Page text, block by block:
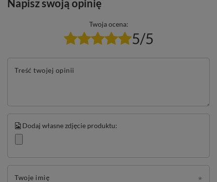
Napisz swoją opinię
Twoja ocena:
5/5
Treść twojej opinii
Dodaj własne zdjęcie produktu:
Twoje imię